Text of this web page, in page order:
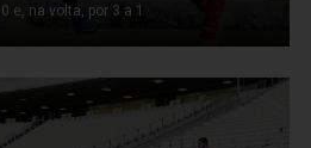
e, na volta, por 3 a 1